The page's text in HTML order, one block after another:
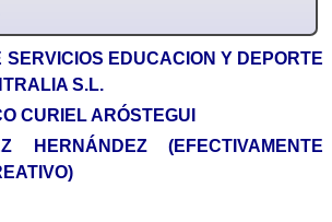
SERVICIOS EDUCACION Y DEPORTE
S.L.
CURIEL ARÓSTEGUI
HERNÁNDEZ (EFECTIVAMENTE